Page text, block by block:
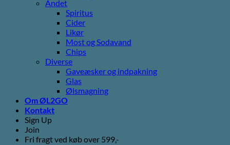
Andet
Spiritus
Cider
Likør
Most og Sodavand
Chips
Diverse
Gaveæsker og indpakning
Glas
Ølsmagning
Om ØL2GO
Kontakt
Sign Up
Join
Fri fragt ved køb over 599,-